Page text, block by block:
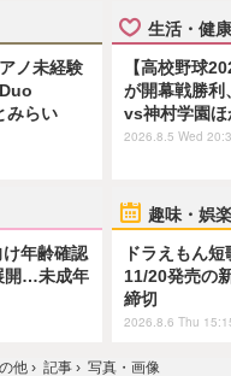
ノ未経験
みらい
生活・健康
【高校野球
が開幕戦勝利
vs神村学園ほ
2026.8.5 Wed
年齢確認
開…未成年
趣味・娯楽
ドラえもん
11/20発売の
締切
2026.8.6 Thu
他 › 記事 › 写真・画像